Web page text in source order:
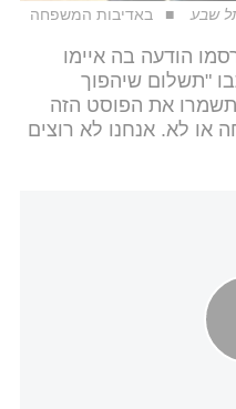
באדיבות המשפחה
הודעה בה איימו
"תשלום שיהפוך
את הפוסט הזה
או לא. אנחנו לא רוצים